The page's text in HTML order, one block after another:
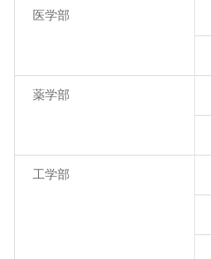
医学部
薬学部
工学部